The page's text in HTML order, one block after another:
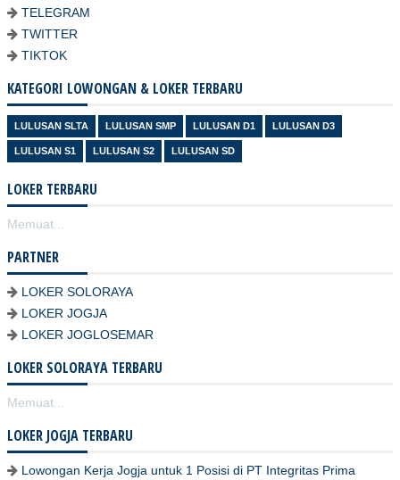
TELEGRAM
TWITTER
TIKTOK
KATEGORI LOWONGAN & LOKER TERBARU
LULUSAN SLTA LULUSAN SMP LULUSAN D1 LULUSAN D3
LULUSAN S1 LULUSAN S2 LULUSAN SD
LOKER TERBARU
Memuat...
PARTNER
LOKER SOLORAYA
LOKER JOGJA
LOKER JOGLOSEMAR
LOKER SOLORAYA TERBARU
Memuat...
LOKER JOGJA TERBARU
Lowongan Kerja Jogja untuk 1 Posisi di PT Integritas Prima